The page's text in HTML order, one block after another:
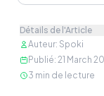
Détails de l'Article
Auteur: Spoki
Publié: 21 March
3 min de lecture